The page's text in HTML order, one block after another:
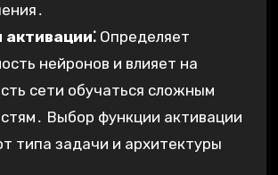
Определяет
нейронов и влияет на
сети обучаться сложным
Выбор функции активации
типа задачи и архитектуры